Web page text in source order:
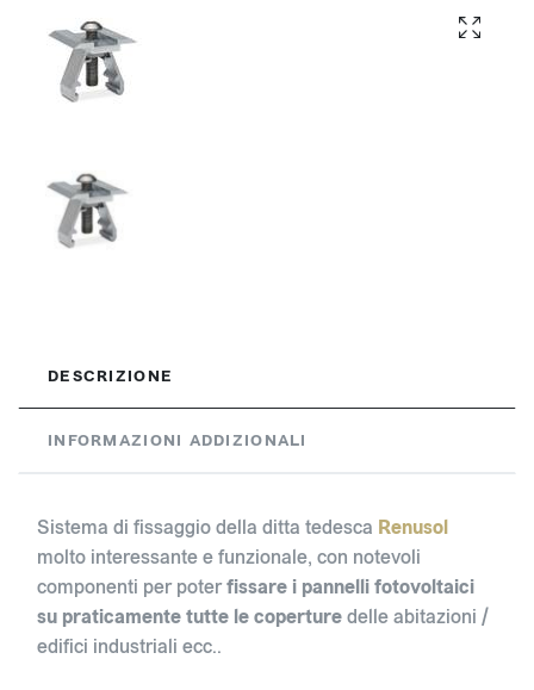
DESCRIZIONE
INFORMAZIONI ADDIZIONALI
Sistema di fissaggio della ditta tedesca Renusol
molto interessante e funzionale, con notevoli
componenti per poterfissare i pannelli fotovoltaici
su praticamente tutte le coperturedelle abitazioni /
edifici industriali ecc..